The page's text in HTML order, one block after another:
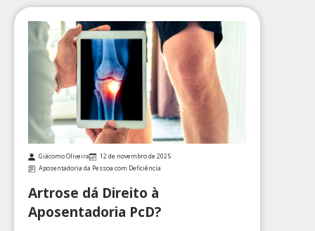
Giácomo Oliveira
12 de novembro de 2025
Aposentadoria da Pessoa com Deficiência
Artrose dá Direito à
Aposentadoria PcD?